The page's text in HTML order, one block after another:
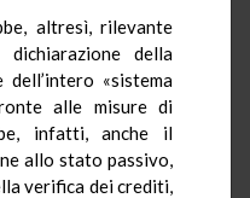
altresì, rilevante
della
«sistema
alle misure di
infatti, anche il
allo stato passivo,
verifica dei crediti,